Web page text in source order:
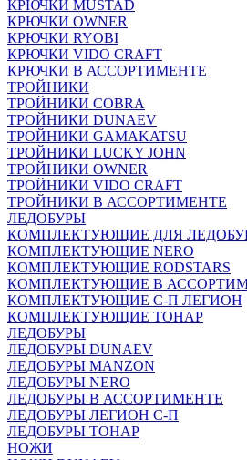
КРЮЧКИ MUSTAD
КРЮЧКИ OWNER
КРЮЧКИ RYOBI
КРЮЧКИ VIDO CRAFT
КРЮЧКИ В АССОРТИМЕНТЕ
ТРОЙНИКИ
ТРОЙНИКИ COBRA
ТРОЙНИКИ DUNAEV
ТРОЙНИКИ GAMAKATSU
ТРОЙНИКИ LUCKY JOHN
ТРОЙНИКИ OWNER
ТРОЙНИКИ VIDO CRAFT
ТРОЙНИКИ В АССОРТИМЕНТЕ
ЛЕДОБУРЫ
КОМПЛЕКТУЮЩИЕ ДЛЯ
КОМПЛЕКТУЮЩИЕ NERO
КОМПЛЕКТУЮЩИЕ RODSTARS
КОМПЛЕКТУЮЩИЕ В
КОМПЛЕКТУЮЩИЕ С-П ЛЕГИОН
КОМПЛЕКТУЮЩИЕ ТОНАР
ЛЕДОБУРЫ
ЛЕДОБУРЫ DUNAEV
ЛЕДОБУРЫ MANZON
ЛЕДОБУРЫ NERO
ЛЕДОБУРЫ В АССОРТИМЕНТЕ
ЛЕДОБУРЫ ЛЕГИОН С-П
ЛЕДОБУРЫ ТОНАР
НОЖИ